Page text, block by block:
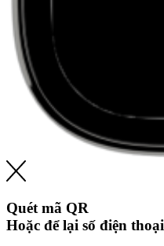
Quét mã QR
Hoặc để lại số điện thoại